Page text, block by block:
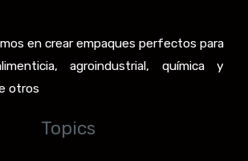
en crear empaques perfectos para
agroindustrial, química y
otros
Topics